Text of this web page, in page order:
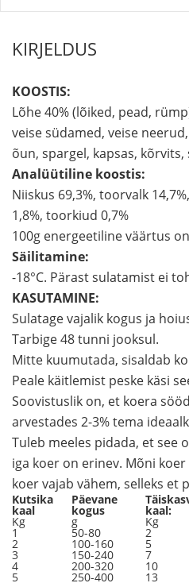
KIRJELDUS
KOOSTIS:
Lõhe 40% (lõiked, pead,
veise südamed, veise
õun, spargel, kapsas,
Analüütiline koostis:
Niiskus 69,3%, toorvalk
1,8%, toorkiud 0,7%
100g energeetiline väärtus
Säilitamine:
-18°C. Pärast sulatamist ei
KASUTAMINE:
Sulatage vajalik kogus ja
Tarbige 48 tunni jooksul.
Mitte kuumutada, sisaldab
Peale käitlemist peske käsi
Soovistuslik on, et koera
arvestades 2-3% tema
Tuleb meeles pidada, et see
iga koer on erinev. Mõni
koer vajab vähem, selleks et
Kutsika
kaal
Päevane
kogus kaal:
Kg g Kg
1 50-80 2
2 100-160 5
3 150-240 7
4 200-320 10
5 250-400 13